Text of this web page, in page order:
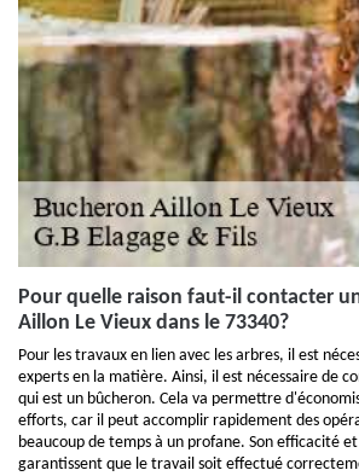
Pour quelle raison faut-il contacter
Aillon Le Vieux dans le 73340?
Pour les travaux en lien avec les arbres, il est
experts en la matière. Ainsi, il est nécessaire de
qui est un bûcheron. Cela va permettre
efforts, car il peut accomplir rapidement des
beaucoup de temps à un profane. Son efficacité
garantissent que le travail soit effectué